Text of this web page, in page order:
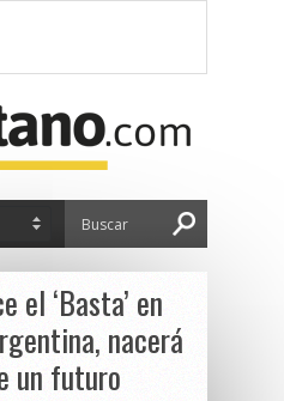
el ‘Basta’ en
nacerá
un futuro